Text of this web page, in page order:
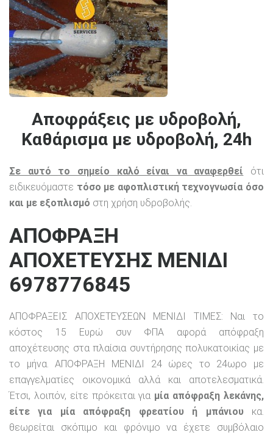
Αποφράξεις με υδροβολή,
Καθάρισμα με υδροβολή, 24h
Σε αυτό το σημείο καλό είναι να αναφερθεί ότι
ειδικευόμαστε τόσο με αφοπλιστική τεχνογνωσία όσο
και με εξοπλισμό στη χρήση υδροβολής.
ΑΠΟΦΡΑΞΗ
ΑΠΟΧΕΤΕΥΣΗΣ ΜΕΝΙΔΙ
6978776845
ΑΠΟΦΡΑΞΕΙΣ ΑΠΟΧΕΤΕΥΣΕΩΝ ΜΕΝΙΔΙ ΤΙΜΕΣ: Ναι το
κόστος 15 Ευρώ συν ΦΠΑ αφορά απόφραξη
αποχέτευσης στα πλαίσια συντήρησης πολυκατοικίας με
το μήνα. ΑΠΟΦΡΑΞΗ ΜΕΝΙΔΙ 24 ώρες το 24ωρο με
επαγγελματίες οικονομικά αλλά και αποτελεσματικά.
Έτσι, λοιπόν, είτε πρόκειται για μία απόφραξη λεκάνης,
είτε για μία απόφραξη φρεατίου ή μπάνιουκα.
θεωρείται σκόπιμο και φρόνιμο να έχετε συμβόλαιο